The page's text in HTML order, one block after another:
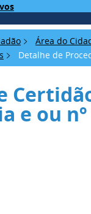
Área do
Detalhe de
e ou